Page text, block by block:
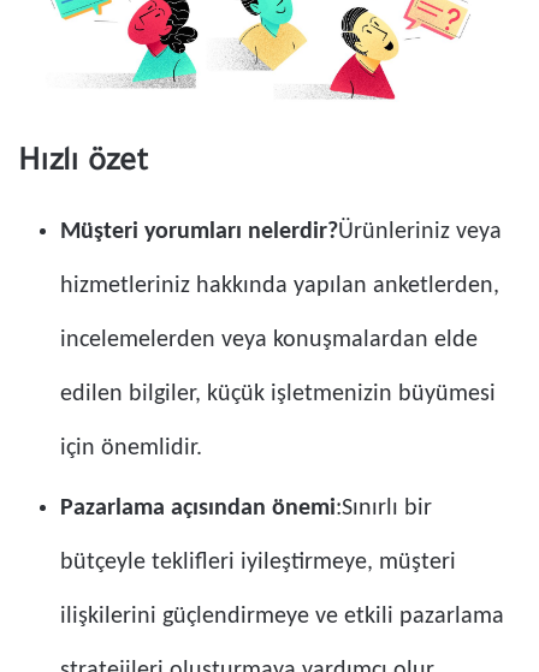
Hızlı özet
Müşteri yorumları nelerdir?Ürünleriniz veya
hizmetleriniz hakkında yapılan anketlerden,
incelemelerden veya konuşmalardan elde
edilen bilgiler, küçük işletmenizin büyümesi
için önemlidir.
Pazarlama açısından önemi:Sınırlı bir
bütçeyle teklifleri iyileştirmeye, müşteri
ilişkilerini güçlendirmeye ve etkili pazarlama